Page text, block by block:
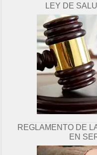
LEY DE
REGLAMENTO DE
EN